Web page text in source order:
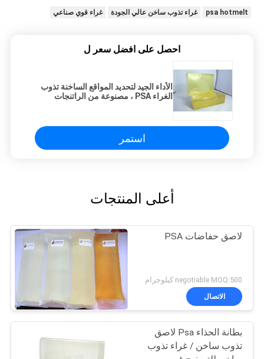
psa hotmelt غراء تذوب ساخن عالي الجودة غراء قوي صناعي
احصل على افضل سعر ل
الأداء الجيد لتحديد المواقع الساخنة تذوب
الغراء PSA ، مصنوعة من الراتنجات
استمر
أعلى المنتجات
لاصق حفاضات PSA
negotiable MOQ:500 كيلوجرام
الاتصال
بطانة الحذاء Psa لاصق
تذوب ساخن / غراء تذوب